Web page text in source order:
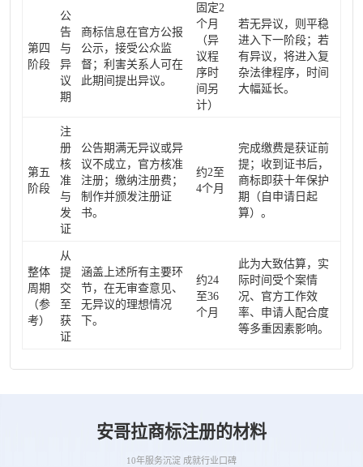
第四
阶段
公
告
与
异
议
期
商标信息在官方公报
公示，接受公众监
督；利害关系人可在
此期间提出异议。
固定2
个月
（异
议程
序时
间另
计）
若无异议，则平稳
进入下一阶段；若
有异议，将进入复
杂法律程序，时间
大幅延长。
第五
阶段
注
册
核
准
与
发
证
公告期满无异议或异
议不成立，官方核准
注册；缴纳注册费；
制作并颁发注册证
书。
约2至
4个月
完成缴费是获证前
提；收到证书后，
商标即获十年保护
期（自申请日起
算）。
整体
周期
（参
考）
从
提
交
至
获
证
涵盖上述所有主要环
节，在无审查意见、
无异议的理想情况
下。
约24
至36
个月
此为大致估算，实
际时间受个案情
况、官方工作效
率、申请人配合度
等多重因素影响。
安哥拉商标注册的材料
10年服务沉淀 成就行业口碑